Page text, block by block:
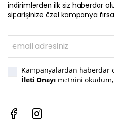
indirimlerden ilk siz haberdar
siparişinize özel kampanya
Kampanyalardan haberdar
İleti Onayı metnini okudum,